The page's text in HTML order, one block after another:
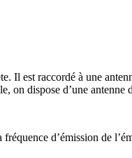
Il est raccordé à une
on dispose d’une antenne
d’émission de